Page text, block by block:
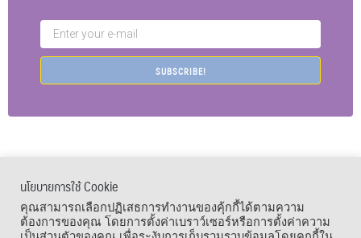
SUBSCRIBE!
เมนูลัด
นโยบายการใช้ Cookie
คุณสามารถเลือกปฏิเสธการทำงานของคุ้กกี้ได้ตามความ
ต้องการของคุณ โดยการตั้งค่าเบราว์เซอร์หรือการตั้งค่าความ